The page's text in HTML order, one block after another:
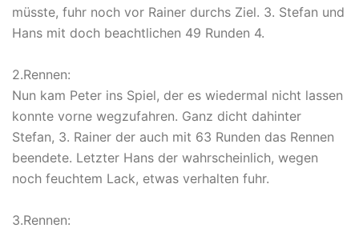
müsste, fuhr noch vor Rainer durchs Ziel. 3. Stefan und
Hans mit doch beachtlichen 49 Runden 4.
2.Rennen:
Nun kam Peter ins Spiel, der es wiedermal nicht lassen
konnte vorne wegzufahren. Ganz dicht dahinter
Stefan, 3. Rainer der auch mit 63 Runden das Rennen
beendete. Letzter Hans der wahrscheinlich, wegen
noch feuchtem Lack, etwas verhalten fuhr.
3.Rennen: